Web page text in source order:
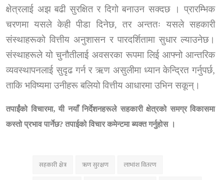
क्षेत्रलाई अझ बढी सुरक्षित र दिगो बनाउन सक्दछ
। प्रारम्भिक
चरणमा यसले केही पीडा दिनेछ, तर अन्ततः यसले सहकारी
संस्थाहरूको वित्तीय अनुशासन र पारदर्शितामा सुधार ल्याउनेछ।
संस्थाहरूले यो चुनौतीलाई अवसरका रूपमा लिई आफ्नो आन्तरिक
व्यवस्थापनलाई सुदृढ गर्न र ऋण असुलीमा ध्यान केन्द्रित गर्नुपर्छ,
ताकि भविष्यमा उनीहरू बलियो वित्तीय आधारमा उभिन सकून्।
तपाईंको विचारमा, यी नयाँ निर्देशनहरूले सहकारी क्षेत्रको समग्र विकासमा
कस्तो प्रभाव पार्नेछ? तपाईको विचार कमेन्टमा ब्यक्त गर्नुहोस ।
सहकारी क्षेत्र ऋण सुरक्षण
लाभांश वितरण